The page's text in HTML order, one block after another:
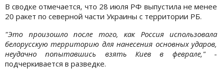
В сводке отмечается, что 28 июля РФ выпустила не менее
20 ракет по северной части Украины с территории РБ.
"Это произошло после того, как Россия использовала
белорусскую территорию для нанесения основных ударов,
неудачно попытавшись взять Киев в феврале," -
подчеркивается в разведке.